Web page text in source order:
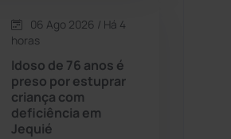
(391)
06 Ago 2026 / Há 4
horas
Idoso de 76 anos é
preso por estuprar
criança com
deficiência em
Jequié